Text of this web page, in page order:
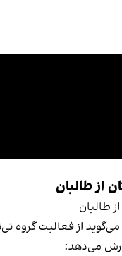
از طالبان
طالبان
از فعالیت گروه
می‌دهد: